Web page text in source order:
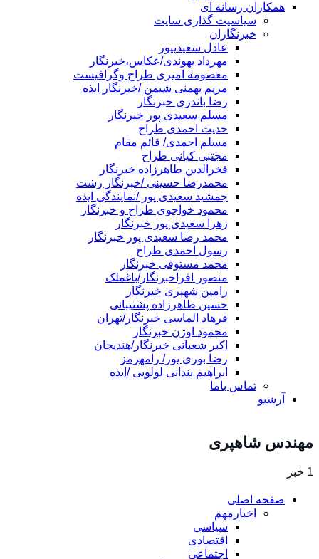
همکاران رسانه ای
سیاسیت گذاری سایت
خبرنگاران
عادل سعیدیپور
مهرداد بهوندی/عکاس،خبرنگار
معصومه امیری طراح وگرافیست
مریم بهمنی شیمن /خبرنگار ایذه
رضا باندری خبرنگار
مسلم سعیدی پور خبرنگار
حدیث احمدی طراح
مسلم احمدی/ قائم مقام
مجتبی کیانی طراح
فخرالدین طاهرزاده خبرنگار
محمدرضا حسینی /خبرنگار رشت
جمشید سعیدی پور /نمایندگی ایذه
محمود خواجوی طراح و خبرنگار
زهرا سعیدی پور خبرنگار
محمد رضا سعیدی پور خبرنگار
رسول احمدی طراح
محمد مستوفی خبرنگار
منصور افراخبرنگار/باغملک
رامین شهپری خبرنگار
حسین طاهرزاده پشتیبانی
فرهاد الماسی خبرنگار/تهران
محمود اوژن خبرنگار
اکبر شعبانی خبرنگار/هندیجان
رضا بوری پور/ رامهرمز
ابراهیم بندانی لولویی /ایذه
تماس باما
آرشیو
مهندس شاهپری
1 خبر
صفحه اصلی
اخبارمهم
سیاسی
اقتصادی
اجتماعی